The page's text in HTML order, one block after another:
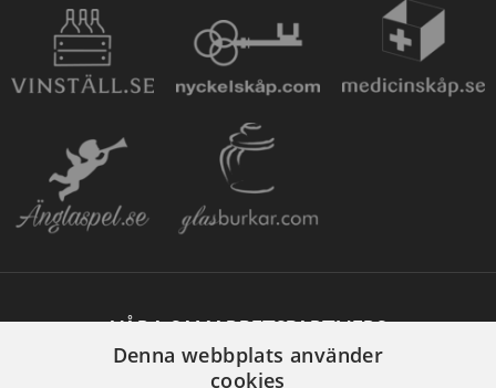
VÅRA SAMARBETSPARTNERS
Denna webbplats använder
cookies